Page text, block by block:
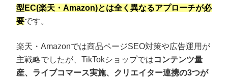
型EC(楽天・Amazon)とは全く異なるアプローチが必
要です。
楽天・Amazonでは商品ページSEO対策や広告運用が
主戦略でしたが、TikTokショップではコンテンツ量
産、ライブコマース実施、クリエイター連携の3つが